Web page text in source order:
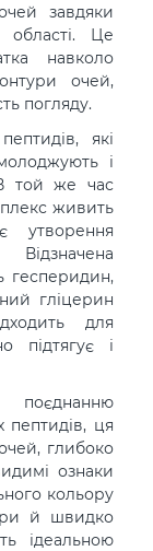
завдяки
області. Це
навколо
очей,
погляду.
які
і
той же час
живить
утворення
гесперидин,
гліцерин
для
підтягує і
пептидів, ця
глибоко
ознаки
кольору
й швидко
ідеальною